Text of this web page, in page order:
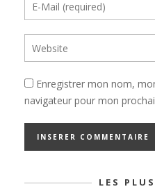
Enregistrer mon nom,
navigateur pour mon
LES